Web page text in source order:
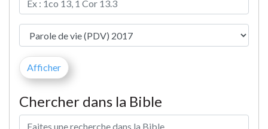
Chercher dans la Bible